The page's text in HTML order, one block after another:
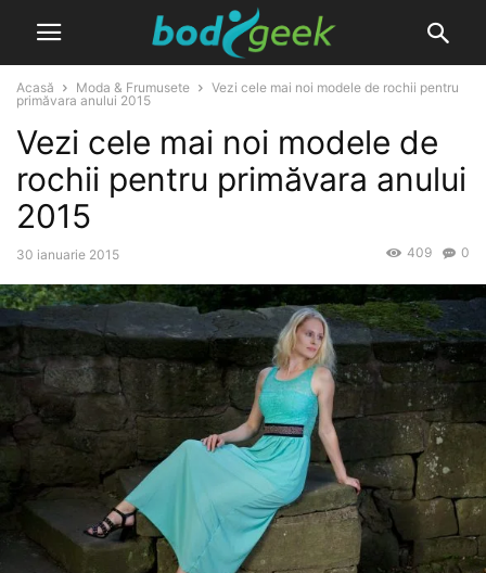
Acasă Moda & Frumusete
Vezi cele mai noi modele de rochii pentru
primăvara anului 2015
Vezi cele mai noi modele de
rochii pentru primăvara anului
2015
30 ianuarie 2015 0
409